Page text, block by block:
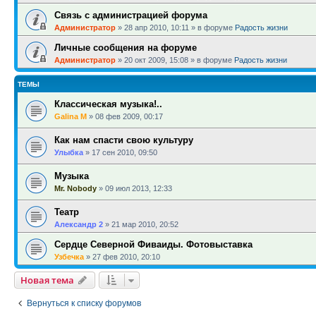
Связь с администрацией форума
Администратор » 28 апр 2010, 10:11 » в форуме Радость жизни
Личные сообщения на форуме
Администратор » 20 окт 2009, 15:08 » в форуме Радость жизни
ТЕМЫ
Классическая музыка!..
Galina M » 08 фев 2009, 00:17
Как нам спасти свою культуру
Улыбка » 17 сен 2010, 09:50
Музыка
Mr. Nobody » 09 июл 2013, 12:33
Театр
Александр 2 » 21 мар 2010, 20:52
Сердце Северной Фиваиды. Фотовыставка
Узбечка » 27 фев 2010, 20:10
Новая тема
Вернуться к списку форумов